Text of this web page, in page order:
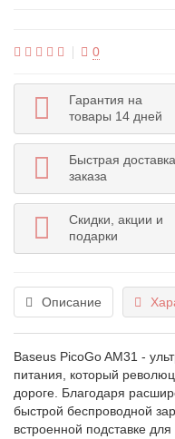
0
Гарантия на
товары 14 дней
Быстрая доставка
заказа
Скидки, акции и
подарки
Описание
Baseus PicoGo AM31 -
питания, который
дороге. Благодаря
быстрой беспроводной
встроенной подставке